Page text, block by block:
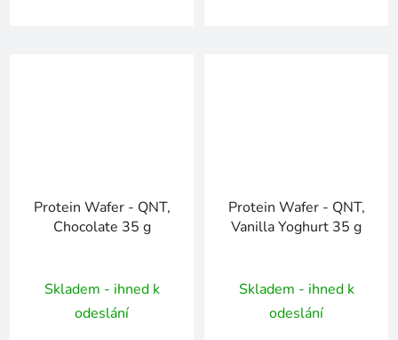
Protein Wafer - QNT,
Chocolate 35 g
Skladem - ihned k
odeslání
Protein Wafer - QNT,
Vanilla Yoghurt 35 g
Skladem - ihned k
odeslání